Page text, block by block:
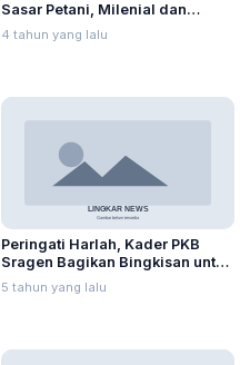
Sasar Petani, Milenial dan
Pegawai SPBU
4 tahun yang lalu
Peringati Harlah, Kader PKB
Sragen Bagikan Bingkisan untuk
Keluarga Isoman
5 tahun yang lalu